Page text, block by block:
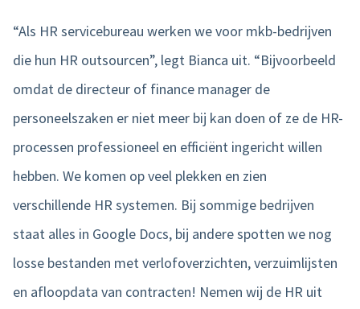
“Als HR servicebureau werken we voor mkb-bedrijven
die hun HR outsourcen”, legt Bianca uit. “Bijvoorbeeld
omdat de directeur of finance manager de
personeelszaken er niet meer bij kan doen of ze de HR-
processen professioneel en efficiënt ingericht willen
hebben. We komen op veel plekken en zien
verschillende HR systemen. Bij sommige bedrijven
staat alles in Google Docs, bij andere spotten we nog
losse bestanden met verlofoverzichten, verzuimlijsten
en afloopdata van contracten! Nemen wij de HR uit